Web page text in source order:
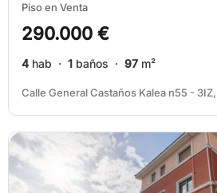
Piso en Venta
290.000 €
4 hab · 1 baños · 97 m²
Calle General Castaños Kalea n55 -